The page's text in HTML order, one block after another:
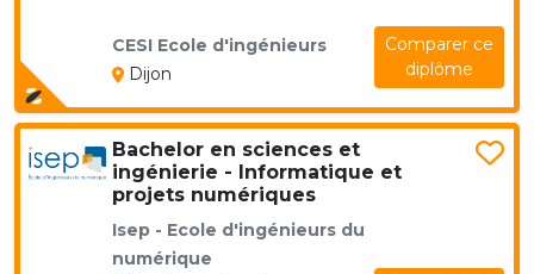
CESI Ecole d'ingénieurs
Dijon
Comparer ce
diplôme
Bachelor en sciences et
ingénierie - Informatique et
projets numériques
Isep - Ecole d'ingénieurs du
numérique